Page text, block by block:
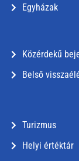
Egyházak
Közérdekű
Belső
Turizmus
Helyi értéktár